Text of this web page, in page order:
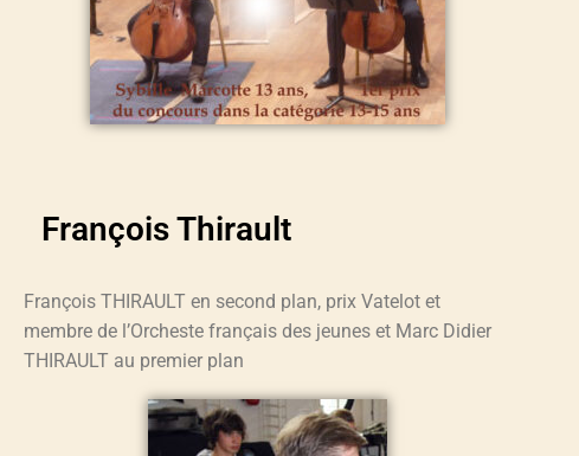
François Thirault
François THIRAULT en second plan, prix Vatelot et
membre de l’Orcheste français des jeunes et Marc Didier
THIRAULT au premier plan